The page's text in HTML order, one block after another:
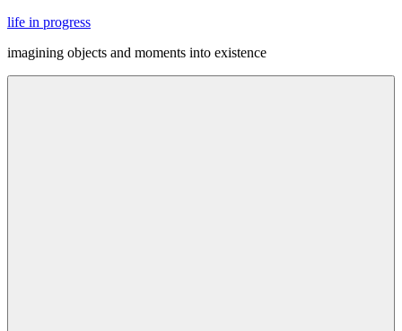
Skip
content
life in progress
imagining objects and moments into existence